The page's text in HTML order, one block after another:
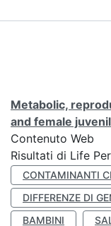
Metabolic,
and female
Contenuto Web
Risultati di Life
CONTAMINANTI
DIFFERENZE DI
BAMBINI